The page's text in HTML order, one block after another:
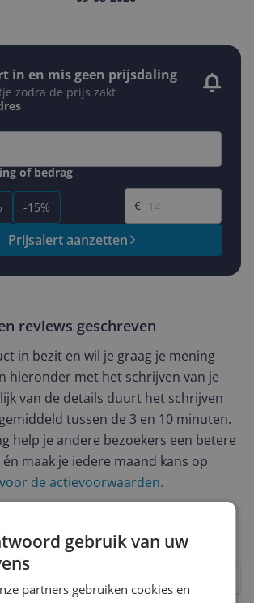
in en mis geen prijsdaling
zodra de prijs zakt
of bedrag
-15%
Gewenste prijs
€
Prijsalert aanzetten
reviews geschreven
in bezit en wil je graag je mening
hieronder met het schrijven van je
van de details duurt het schrijven
tussen de 3 en 10 minuten.
help je andere bezoekers een betere
maak je iedere maand kans op
de actievoorwaarden.
dit product?gebruik van uw
partners gebruiken cookies en